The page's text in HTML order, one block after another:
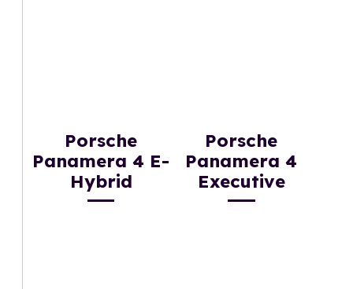
Porsche
Panamera 4 E-
Hybrid
Porsche
Panamera 4
Executive